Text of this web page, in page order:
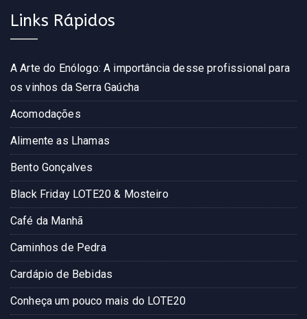
Links Rápidos
A Arte do Enólogo: A importância desse profissional para
os vinhos da Serra Gaúcha
Acomodações
Alimente as Lhamas
Bento Gonçalves
Black Friday LOTE20 & Mosteiro
Café da Manhã
Caminhos de Pedra
Cardápio de Bebidas
Conheça um pouco mais do LOTE20